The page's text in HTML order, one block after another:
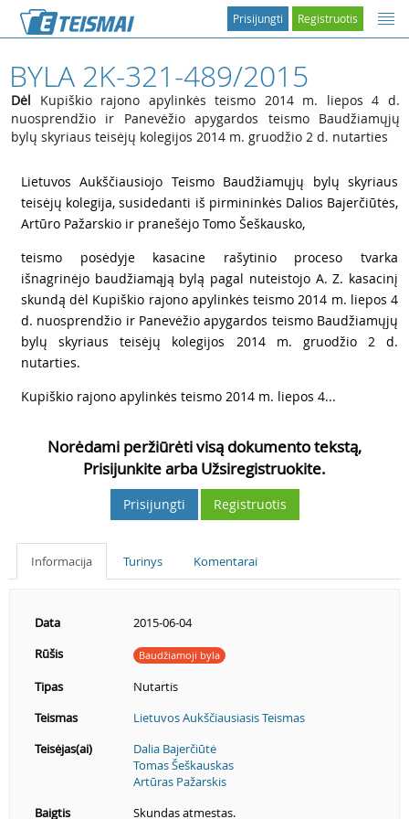
Registruotis
Prisijungti
BYLA 2K-321-489/2015
Dėl Kupiškio rajono apylinkės teismo 2014 m. liepos 4 d.
nuosprendžio ir Panevėžio apygardos teismo Baudžiamųjų
bylų skyriaus teisėjų kolegijos 2014 m. gruodžio 2 d. nutarties
Lietuvos Aukščiausiojo Teismo Baudžiamųjų bylų skyriaus
teisėjų kolegija, susidedanti iš pirmininkės Dalios Bajerčiūtės,
Artūro Pažarskio ir pranešėjo Tomo Šeškausko,
teismo posėdyje kasacine rašytinio proceso tvarka
išnagrinėjo baudžiamąją bylą pagal nuteistojo A. Z. kasacinį
skundą dėl Kupiškio rajono apylinkės teismo 2014 m. liepos 4
d. nuosprendžio ir Panevėžio apygardos teismo Baudžiamųjų
bylų skyriaus teisėjų kolegijos 2014 m. gruodžio 2 d.
nutarties.
Kupiškio rajono apylinkės teismo 2014 m. liepos 4...
Norėdami peržiūrėti visą dokumento tekstą,
Prisijunkite arba Užsiregistruokite.
Prisijungti Registruotis
Informacija Turinys Komentarai
Data
2015-06-04
Rūšis
Baudžiamoji byla
Tipas
Nutartis
Teismas
Lietuvos Aukščiausiasis Teismas
Teisėjas(ai)
Dalia Bajerčiūtė
Tomas Šeškauskas
Artūras Pažarskis
Baigtis
Skundas atmestas.